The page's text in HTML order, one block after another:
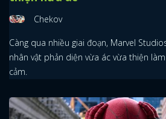
Chekov
Càng qua nhiều giai đoạn, Marvel
nhân vật phản diện vừa ác vừa thiện
cảm.